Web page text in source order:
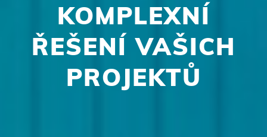
KOMPLEXNÍ
ŘEŠENÍ VAŠICH
PROJEKTŮ